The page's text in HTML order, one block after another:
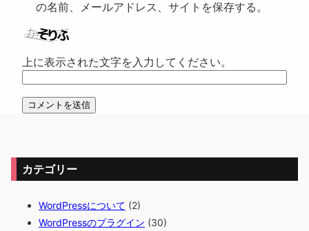
の名前、メールアドレス、サイトを保存する。
上に表示された文字を入力してください。
カテゴリー
WordPressについて (2)
WordPressのプラグイン (30)